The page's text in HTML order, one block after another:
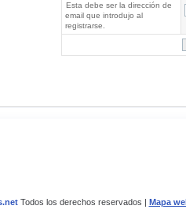
Esta debe ser la dirección de
email que introdujo al
registrarse.
Todos los derechos reservados | Mapa